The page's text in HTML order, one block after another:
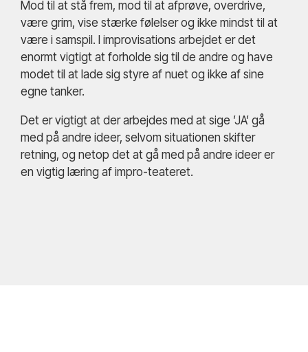
Mod til at stå frem, mod til at afprøve, overdrive,
være grim, vise stærke følelser og ikke mindst til at
være i samspil. I improvisations arbejdet er det
enormt vigtigt at forholde sig til de andre og have
modet til at lade sig styre af nuet og ikke af sine
egne tanker.
Det er vigtigt at der arbejdes med at sige ’JA’ gå
med på andre ideer, selvom situationen skifter
retning, og netop det at gå med på andre ideer er
en vigtig læring af impro-teateret.